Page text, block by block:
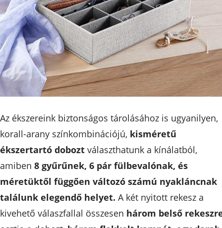
Az ékszereink biztonságos tárolásához is ugyanilyen,
korall-arany színkombinációjú, kisméretű
ékszertartó dobozt választhatunk a kínálatból,
amiben 8 gyűrűnek, 6 pár fülbevalónak, és
méretüktől függően változó számú nyakláncnak
találunk elegendő helyet. A két nyitott rekesz a
kivehető válaszfallal összesen három belső